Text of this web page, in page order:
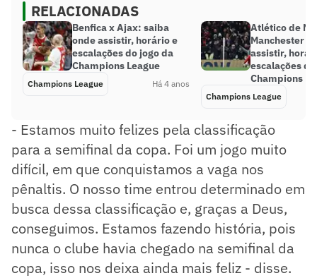
RELACIONADAS
Benfica x Ajax: saiba
onde assistir, horário e
escalações do jogo da
Champions League
Champions League Há 4 anos
Atlético de
Manchester
assistir,
escalações
Champions
Champions League
- Estamos muito felizes pela classificação
para a semifinal da copa. Foi um jogo muito
difícil, em que conquistamos a vaga nos
pênaltis. O nosso time entrou determinado em
busca dessa classificação e, graças a Deus,
conseguimos. Estamos fazendo história, pois
nunca o clube havia chegado na semifinal da
copa, isso nos deixa ainda mais feliz - disse.